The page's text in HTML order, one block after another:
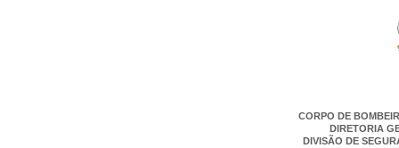
CORPO DE
DIRETORIA
DIVISÃO DE